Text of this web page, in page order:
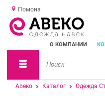
Помона
О КОМПАНИИ
Авеко Каталог Одежда